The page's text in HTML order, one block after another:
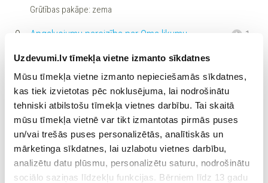
Uzdevumi.lv tīmekļa vietne izmanto sīkdatnes
Mūsu tīmekļa vietne izmanto nepieciešamās sīkdatnes,
kas tiek izvietotas pēc noklusējuma, lai nodrošinātu
tehniski atbilstošu tīmekļa vietnes darbību. Tai skaitā
mūsu tīmekļa vietnē var tikt izmantotas pirmās puses
un/vai trešās puses personalizētās, analītiskās un
mārketinga sīkdatnes, lai uzlabotu vietnes darbību,
analizētu datu plūsmu, personalizētu saturu, nodrošinātu
sociālo saziņas līdzekļu funkcijas. Bērniem līdz 13 gadu
Grūtības pakāpe: zema
9. Apgalvojumu pareizība par Oma likumu 1
10. Strāvas stipruma atkarība no sprieguma
Grūtības pakāpe: augsta
13
11. Strāvas stiprums ķēdes posmā
Grūtības pakāpe: zema
Strāvas stiprums I
Grūtības pakāpe: vidēja
3